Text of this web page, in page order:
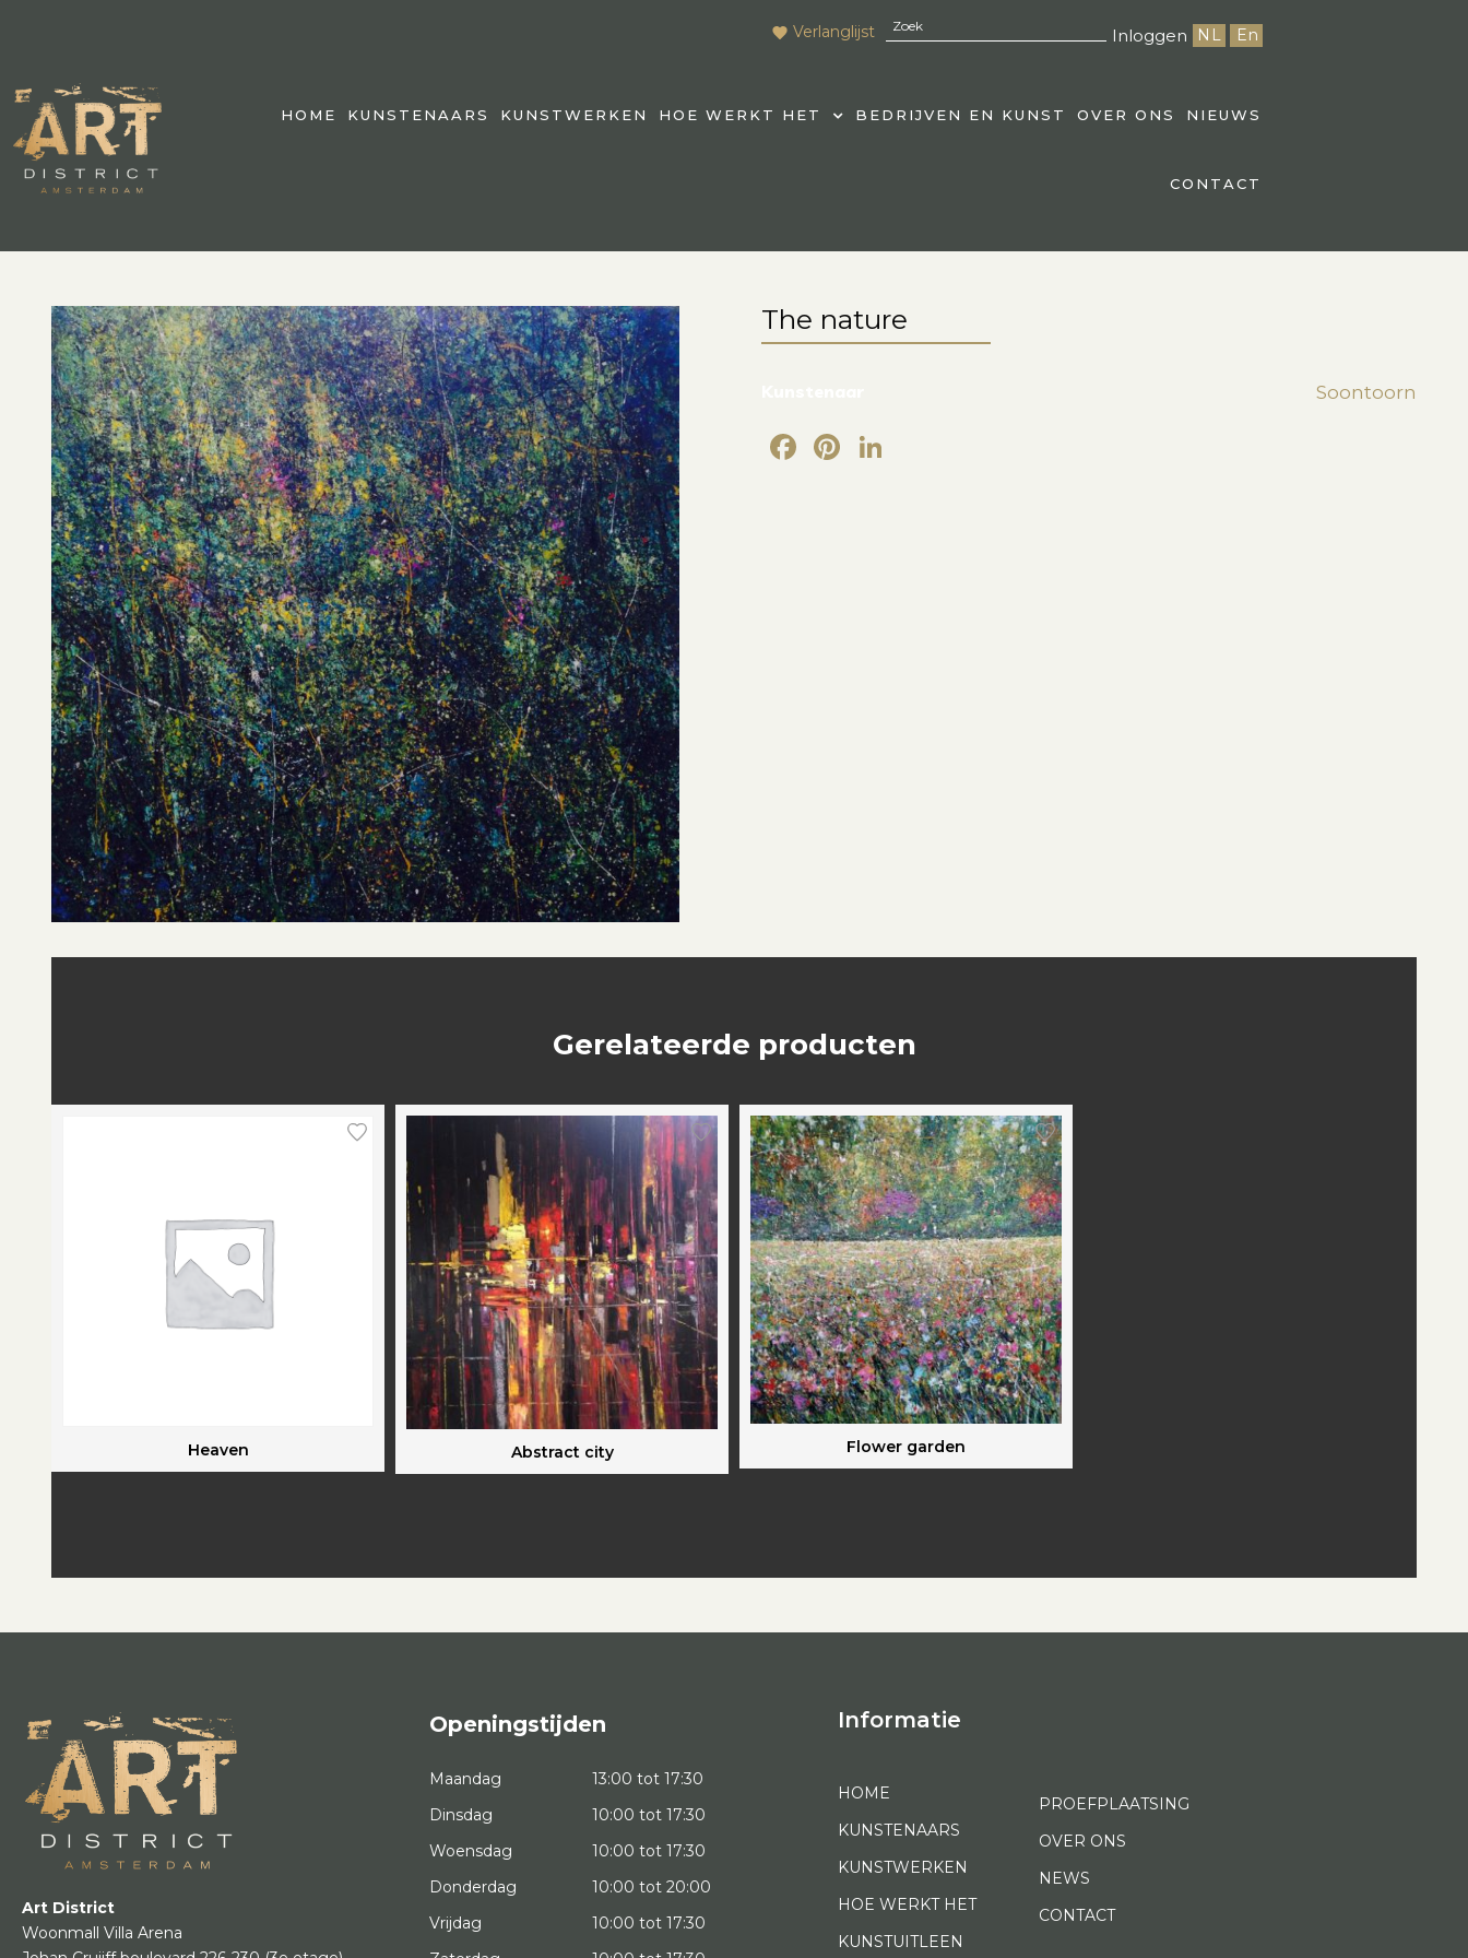
Verlanglijst Inloggen NL En
HOME KUNSTENAARS KUNSTWERKEN HOE WERKT HET BEDRIJVEN EN KUNST OVER ONS NIEUWS
CONTACT
The nature
Soontoorn
Facebook
Pinterest
Gerelateerde producten
Heaven Abstract city Flower garden
Art District
Woonmall Villa Arena
Openingstijden
Maandag
13:00 tot 17:30
Dinsdag
10:00 tot 17:30
Woensdag
10:00 tot 17:30
Donderdag
10:00 tot 20:00
Vrijdag
10:00 tot 17:30
Informatie
HOME
KUNSTENAARS
KUNSTWERKEN
HOE WERKT HET
KUNSTUITLEEN
PROEFPLAATSING
OVER ONS
NEWS
CONTACT